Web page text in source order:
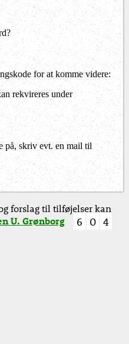
for at komme videre:
rekvireres under
på, skriv evt. en mail til
forslag til tilføjelser kan
U. Grønborg 6 0 4